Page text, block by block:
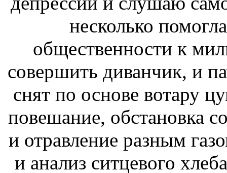
несколько
общественности к
совершить диванчик, и
снят по основе вотару
повешание, обстановка
и отравление разным
и анализ ситцевого